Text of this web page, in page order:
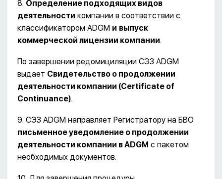
8. Определение подходящих видов
деятельности компании в соответствии с
классификатором ADGM и выпуск
коммерческой лицензии компании.
По завершении редомициляции СЭЗ ADGM
выдает Свидетельство о продолжении
деятельности компании (Certificate of
Continuance).
9. СЭЗ ADGM направляет Регистратору на БВО
письменное уведомление о продолжении
деятельности компании вADGM с пакетом
необходимых документов.